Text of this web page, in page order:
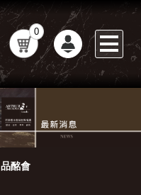
0
品酩會